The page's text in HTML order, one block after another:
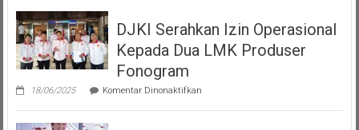
Bangga
Mempersembahkan
Podcast
DJKI Serahkan Izin Operasional
Kepada Dua LMK Produser
Fonogram
18/06/2025 Komentar Dinonaktifkanpada
Serahkan